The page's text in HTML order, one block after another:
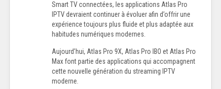
Smart TV connectées, les applications Atlas Pro
IPTV devraient continuer à évoluer afin d’offrir une
expérience toujours plus fluide et plus adaptée aux
habitudes numériques modernes.
Aujourd’hui, Atlas Pro 9X, Atlas Pro IBO et Atlas Pro
Max font partie des applications qui accompagnent
cette nouvelle génération du streaming IPTV
moderne.